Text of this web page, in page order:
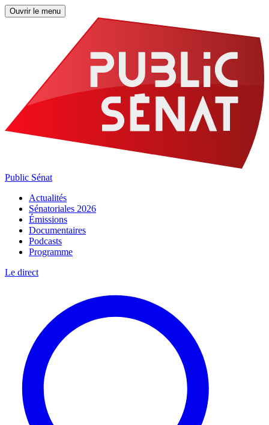
Ouvrir le menu
Public Sénat
Actualités
Sénatoriales 2026
Émissions
Documentaires
Podcasts
Programme
Le direct